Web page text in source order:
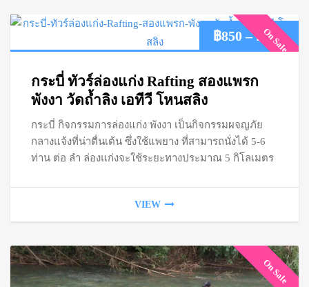
On Sale
฿850 – ฿ 950
กระบี่ ทัวร์ล่องแก่ง Rafting สองแพรก
พังงา วัดถ้ำลิง เอทีวี โหนสลิง
กระบี่ กิจกรรมการล่องแก่ง พังงา เป็นกิจกรรมผจญภัย
กลางแจ้งที่น่าตื่นเต้น ซึ่งใช้แพยาง ที่สามารถนั่งได้ 5-6
ท่าน ต่อ ลำ ล่องแก่งจะใช้ระยะทางประมาณ 5 กิโลเมตร
VIEW
On Sale